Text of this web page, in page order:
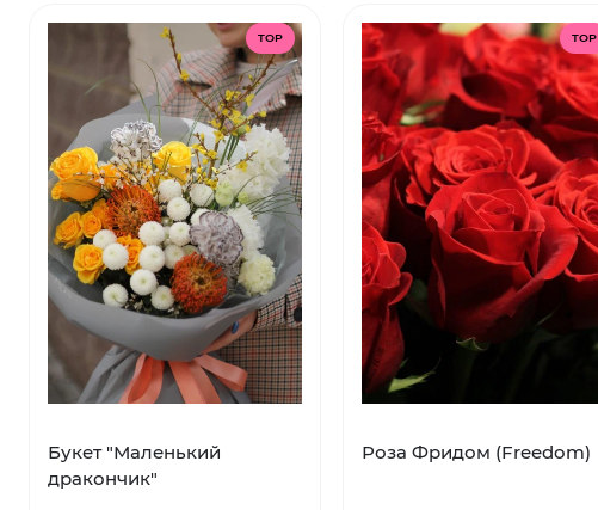
TOP
Букет "Маленький
дракончик"
TOP
Роза Фридом (Freedom)